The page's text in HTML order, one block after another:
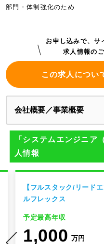
部門・体制強化のため
お申し込みで、サ
求人情報の
この求人につい
会社概要／事業概要
「システムエンジニア
人情報
【フルスタック/リード
ルフレックス
予定最高年収
1,000 万円